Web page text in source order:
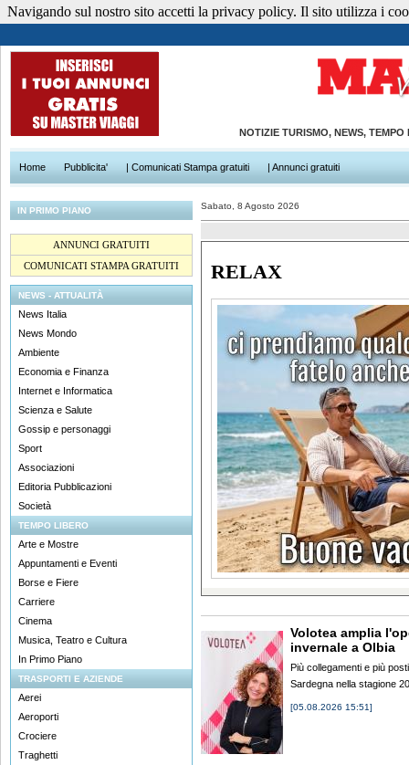
NOTIZIE TURISMO, NEWS,
Home Pubblicita' | Comunicati Stampa gratuiti | Annunci gratuiti
IN PRIMO PIANO
ANNUNCI GRATUITI
COMUNICATI STAMPA GRATUITI
NEWS - ATTUALITÀ
News Italia
News Mondo
Ambiente
Economia e Finanza
Internet e Informatica
Scienza e Salute
Gossip e personaggi
Sport
Associazioni
Editoria Pubblicazioni
Società
TEMPO LIBERO
Arte e Mostre
Appuntamenti e Eventi
Borse e Fiere
Carriere
Cinema
Musica, Teatro e Cultura
In Primo Piano
TRASPORTI E AZIENDE
Aerei
Aeroporti
Crociere
Traghetti
Sabato, 8 Agosto 2026
RELAX
Volotea amplia
invernale a Olbia
Più collegamenti e più
Sardegna nella stagione
[05.08.2026 15:51]
Navigando sul nostro sito accetti la privacy policy. Il sito utilizza i